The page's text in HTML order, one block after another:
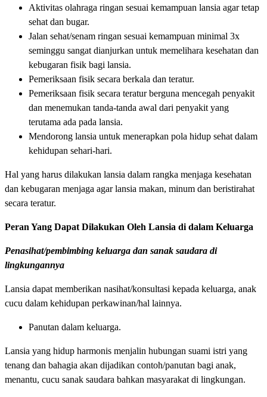
Aktivitas olahraga ringan sesuai kemampuan lansia agar tetap
sehat dan bugar.
Jalan sehat/senam ringan sesuai kemampuan minimal 3x
seminggu sangat dianjurkan untuk memelihara kesehatan dan
kebugaran fisik bagi lansia.
Pemeriksaan fisik secara berkala dan teratur.
Pemeriksaan fisik secara teratur berguna mencegah penyakit
dan menemukan tanda-tanda awal dari penyakit yang
terutama ada pada lansia.
Mendorong lansia untuk menerapkan pola hidup sehat dalam
kehidupan sehari-hari.
Hal yang harus dilakukan lansia dalam rangka menjaga kesehatan
dan kebugaran menjaga agar lansia makan, minum dan beristirahat
secara teratur.
Peran Yang Dapat Dilakukan Oleh Lansia di dalam Keluarga
Penasihat/pembimbing keluarga dan sanak saudara di
lingkungannya
Lansia dapat memberikan nasihat/konsultasi kepada keluarga, anak
cucu dalam kehidupan perkawinan/hal lainnya.
Panutan dalam keluarga.
Lansia yang hidup harmonis menjalin hubungan suami istri yang
tenang dan bahagia akan dijadikan contoh/panutan bagi anak,
menantu, cucu sanak saudara bahkan masyarakat di lingkungan.